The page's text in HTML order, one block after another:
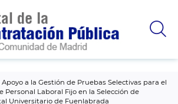
Apoyo a la Gestión de Pruebas Selectivas para el
Personal Laboral Fijo en la Selección de
Universitario de Fuenlabrada